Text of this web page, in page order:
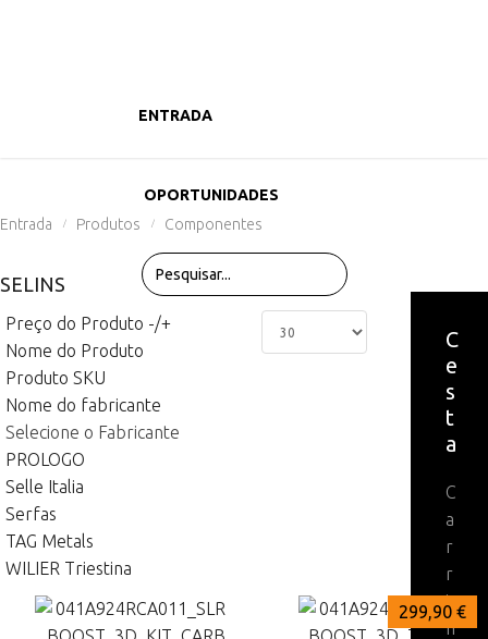
ENTRADA
OPORTUNIDADES
Entrada
/ Produtos / Componentes
SELINS
Preço do Produto -/+
Nome do Produto
Produto SKU
Nome do fabricante
Selecione o Fabricante
PROLOGO
Selle Italia
Serfas
TAG Metals
WILIER Triestina
449,90 €
359,90 €
299,90 €
C
e
s
t
a
C
a
r
r
i
n